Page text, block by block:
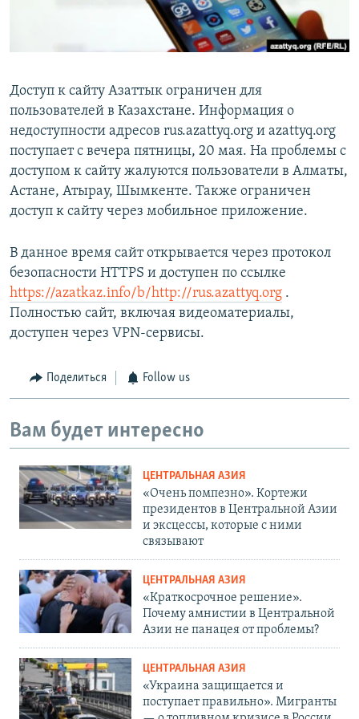
Доступ к сайту Азаттык ограничен для
пользователей в Казахстане. Информация о
недоступности адресов rus.azattyq.org и azattyq.org
поступает с вечера пятницы, 20 мая. На проблемы с
доступом к сайту жалуются пользователи в Алматы,
Астане, Атырау, Шымкенте. Также ограничен
доступ к сайту через мобильное приложение.
В данное время сайт открывается через протокол
безопасности HTTPS и доступен по ссылке
https://azatkaz.info/b/http://rus.azattyq.org .
Полностью сайт, включая видеоматериалы,
доступен через VPN-сервисы.
Поделиться Follow us
Вам будет интересно
ЦЕНТРАЛЬНАЯ АЗИЯ
«Очень помпезно». Кортежи
президентов в Центральной Азии
и эксцессы, которые с ними
связывают
ЦЕНТРАЛЬНАЯ АЗИЯ
«Краткосрочное решение».
Почему амнистии в Центральной
Азии не панацея от проблемы?
ЦЕНТРАЛЬНАЯ АЗИЯ
«Украина защищается и
поступает правильно». Мигранты